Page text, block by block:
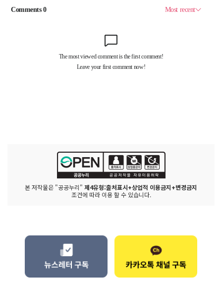
본 저작물은 "공공누리" 제4유형:출처표시+상업적 이용금지+변경금지
조건에 따라 이용 할 수 있습니다.